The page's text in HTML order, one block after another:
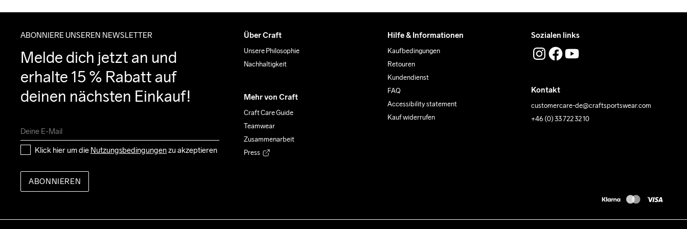
ABONNIERE UNSEREN NEWSLETTER
Melde dich jetzt an und
erhalte 15 % Rabatt auf
deinen nächsten Einkauf!
Klick hier um die Nutzungsbedingungen zu akzeptieren
ABONNIEREN
Über Craft
Unsere Philosophie
Nachhaltigkeit
Mehr von Craft
Craft Care Guide
Teamwear
Zusammenarbeit
Press
Hilfe & Informationen
Kaufbedingungen
Retouren
Kundendienst
FAQ
Accessibility statement
Kauf widerrufen
Sozialen links
Kontakt
customercare-de@craftsportswear.com
+46 (0) 33 722 32 10